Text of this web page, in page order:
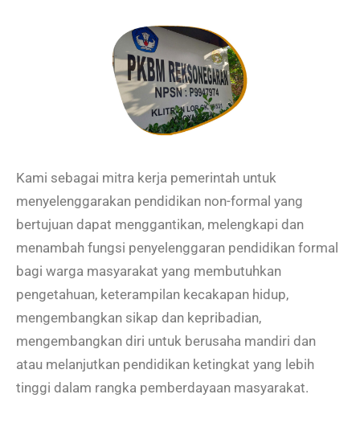
Kami sebagai mitra kerja pemerintah untuk
menyelenggarakan pendidikan non-formal yang
bertujuan dapat menggantikan, melengkapi dan
menambah fungsi penyelenggaran pendidikan formal
bagi warga masyarakat yang membutuhkan
pengetahuan, keterampilan kecakapan hidup,
mengembangkan sikap dan kepribadian,
mengembangkan diri untuk berusaha mandiri dan
atau melanjutkan pendidikan ketingkat yang lebih
tinggi dalam rangka pemberdayaan masyarakat.